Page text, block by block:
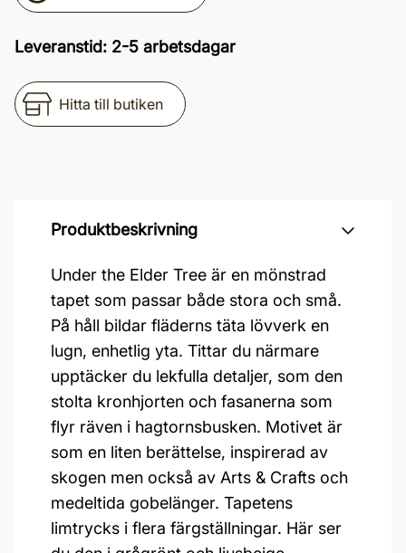
Leveranstid: 2-5 arbetsdagar
Hitta till butiken
Produktbeskrivning
Under the Elder Tree är en mönstrad
tapet som passar både stora och små.
På håll bildar fläderns täta lövverk en
lugn, enhetlig yta. Tittar du närmare
upptäcker du lekfulla detaljer, som den
stolta kronhjorten och fasanerna som
flyr räven i hagtornsbusken. Motivet är
som en liten berättelse, inspirerad av
skogen men också av Arts & Crafts och
medeltida gobelänger. Tapetens
limtrycks i flera färgställningar. Här ser